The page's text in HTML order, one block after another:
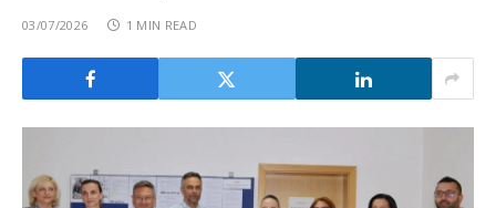
03/07/2026 1 MIN READ